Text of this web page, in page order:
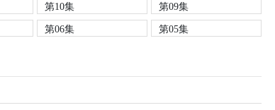
第10集
第09集
第06集
第05集